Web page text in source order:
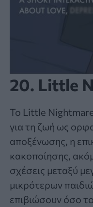
20. Little
Το Little
για τη ζωή ως
αποξένωσης, η
κακοποίησης,
σχέσεις μεταξύ
μικρότερων
επιβιώσουν όσο